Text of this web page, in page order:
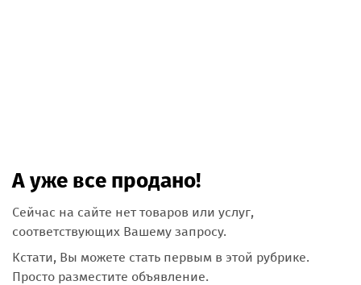
А уже все продано!
Сейчас на сайте нет товаров или услуг,
соответствующих Вашему запросу.
Кстати, Вы можете стать первым в этой рубрике.
Просто разместите объявление.